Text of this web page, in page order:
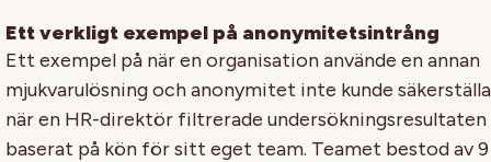
Ett verkligt exempel på anonymitetsintrång
Ett exempel på när en organisation använde en annan
mjukvarulösning och anonymitet inte kunde
när en HR-direktör filtrerade undersökningsresultaten
baserat på kön för sitt eget team. Teamet bestod av 9